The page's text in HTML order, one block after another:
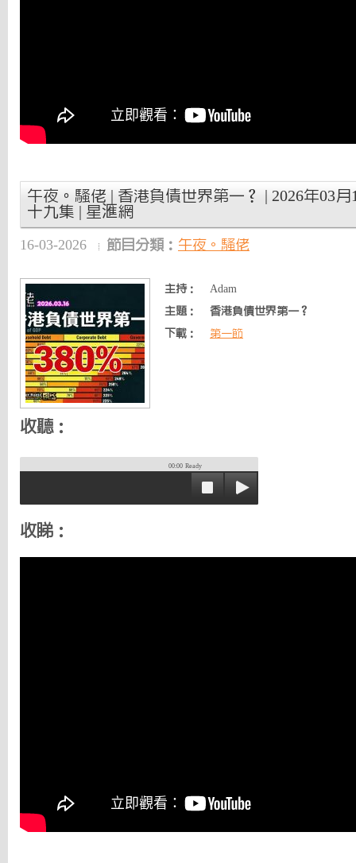
午夜。騷佬 | 香港負債世界第一？ | 2026年03
十九集 | 星滙網
16-03-2026 節目分類： 午夜。騷佬
主持：
Adam
主題：
香港負債世界第一？
下載：
第一節
收聽：
00:00 Ready
收睇：